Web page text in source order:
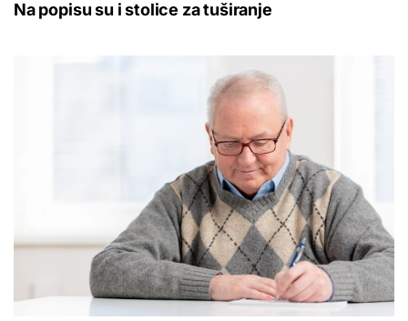
Na popisu su i stolice za tuširanje